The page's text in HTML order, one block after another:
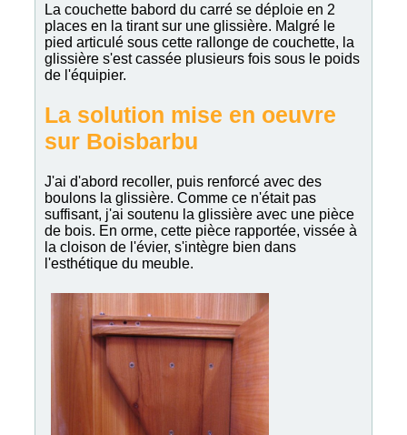
La couchette babord du carré se déploie en 2
places en la tirant sur une glissière. Malgré le
pied articulé sous cette rallonge de couchette, la
glissière s'est cassée plusieurs fois sous le poids
de l'équipier.
La solution mise en oeuvre
sur Boisbarbu
J'ai d'abord recoller, puis renforcé avec des
boulons la glissière. Comme ce n'était pas
suffisant, j'ai soutenu la glissière avec une pièce
de bois. En orme, cette pièce rapportée, vissée à
la cloison de l'évier, s'intègre bien dans
l'esthétique du meuble.